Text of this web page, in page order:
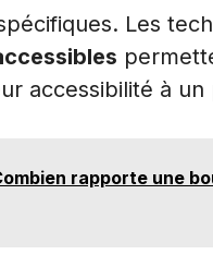
Les
accessibilité à
rapporte une